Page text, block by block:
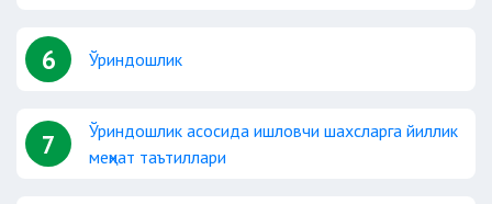
6 Ўриндошлик
7
Ўриндошлик асосида ишловчи шахсларга йиллик
меҳнат таътиллари